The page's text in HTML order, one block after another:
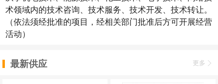
术领域内的技术咨询、技术服务、技术开发、技术转让。
（依法须经批准的项目，经相关部门批准后方可开展经营
活动）
最新供应 更多